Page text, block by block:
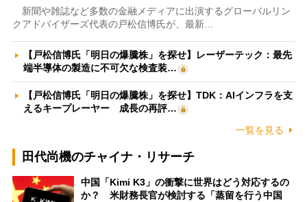
新聞や雑誌など多数の金融メディアに出演するグローバルリン
クアドバイザーズ代表の戸松信博氏が、最新…
【戸松信博氏「明日の爆騰株」を探せ】レーザーテック：最先
端半導体の製造に不可欠な検査装…
【戸松信博氏「明日の爆騰株」を探せ】TDK：AIインフラを支
えるキープレーヤー 成長の再評…
一覧を見る
田代尚機のチャイナ・リサーチ
中国「Kimi K3」の衝撃に世界はどう対応するの
か？ 米財務長官が検討する「蒸留を行う中国